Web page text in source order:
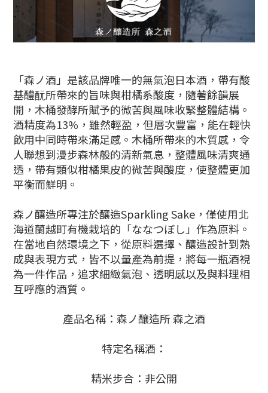
「森ノ酒」是該品牌唯一的無氣泡日本酒，帶有酸
基醴酛所帶來的旨味與柑橘系酸度，隨著餘韻展
開，木桶發酵所賦予的微苦與風味收緊整體結構。
酒精度為13%，雖然輕盈，但層次豐富，能在輕快
飲用中同時帶來滿足感。木桶所帶來的木質感，令
人聯想到漫步森林般的清新氣息，整體風味清爽通
透，帶有類似柑橘果皮的微苦與酸度，使整體更加
平衡而鮮明。
森ノ釀造所專注於釀造Sparkling Sake，僅使用北
海道蘭越町有機栽培的「ななつぼし」作為原料。
在當地自然環境之下，從原料選擇、釀造設計到熟
成與表現方式，皆不以量產為前提，將每一瓶酒視
為一件作品，追求細緻氣泡、透明感以及與料理相
互呼應的酒質。
產品名稱：森ノ釀造所 森之酒
特定名稱酒：
精米步合：非公開